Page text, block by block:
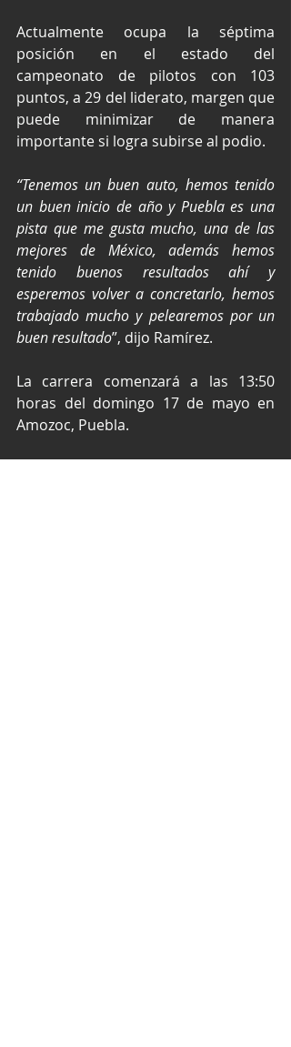
Actualmente ocupa la séptima
posición en el estado del
campeonato de pilotos con 103
puntos, a 29 del liderato, margen que
puede minimizar de manera
importante si logra subirse al podio.
“Tenemos un buen auto, hemos tenido
un buen inicio de año y Puebla es una
pista que me gusta mucho, una de las
mejores de México, además hemos
tenido buenos resultados ahí y
esperemos volver a concretarlo, hemos
trabajado mucho y pelearemos por un
buen resultado”, dijo Ramírez.
La carrera comenzará a las 13:50
horas del domingo 17 de mayo en
Amozoc, Puebla.